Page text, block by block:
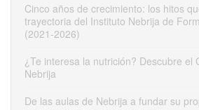
Cinco años de crecimiento: los hitos
trayectoria del Instituto Nebrija de
(2021-2026)
¿Te interesa la nutrición? Descubre el
Nebrija
De las aulas de Nebrija a fundar su